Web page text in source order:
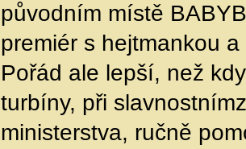
původním místě
premiér s hejtmankou
Pořád ale lepší, než
turbíny, při
ministerstva, ručně